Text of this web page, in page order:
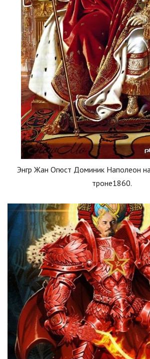
Энгр Жан Огюст Доминик Наполеон
троне1860.